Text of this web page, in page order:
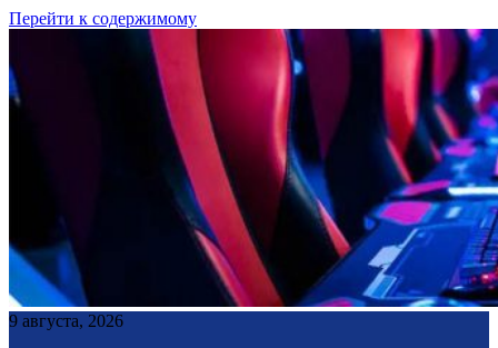
Перейти к содержимому
9 августа, 2026